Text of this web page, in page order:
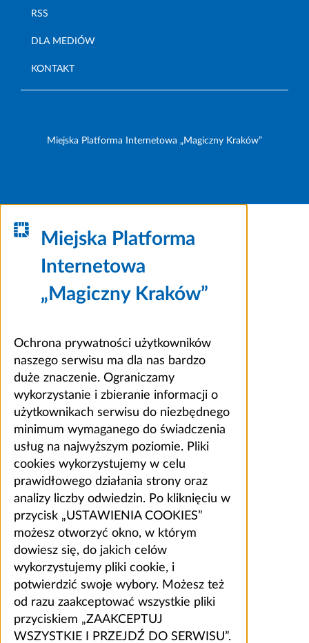
RSS
DLA MEDIÓW
KONTAKT
Miejska Platforma Internetowa „Magiczny Kraków”
Miejska Platforma
Internetowa
„Magiczny Kraków”
Ochrona prywatności użytkowników
naszego serwisu ma dla nas bardzo
duże znaczenie. Ograniczamy
wykorzystanie i zbieranie informacji o
użytkownikach serwisu do niezbędnego
minimum wymaganego do świadczenia
usług na najwyższym poziomie. Pliki
cookies wykorzystujemy w celu
prawidłowego działania strony oraz
analizy liczby odwiedzin. Po kliknięciu w
przycisk „USTAWIENIA COOKIES”
możesz otworzyć okno, w którym
dowiesz się, do jakich celów
wykorzystujemy pliki cookie, i
potwierdzić swoje wybory. Możesz też
od razu zaakceptować wszystkie pliki
przyciskiem „ZAAKCEPTUJ
WSZYSTKIE I PRZEJDŹ DO SERWISU”.